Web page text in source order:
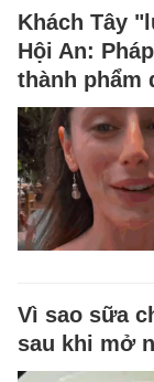
Khách Tây
Hội An:
thành
Vì sao sữa
sau khi mở